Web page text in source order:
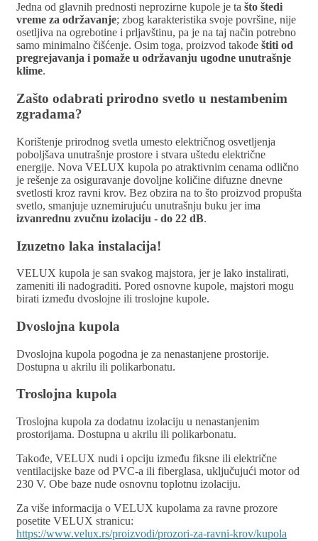
Jedna od glavnih prednosti neprozirne kupole je ta što štedi
vreme za održavanje; zbog karakteristika svoje površine, nije
osetljiva na ogrebotine i prljavštinu, pa je na taj način potrebno
samo minimalno čišćenje. Osim toga, proizvod takođe štiti od
pregrejavanja i pomaže u održavanju ugodne unutrašnje
klime.
Zašto odabrati prirodno svetlo u nestambenim
zgradama?
Korištenje prirodnog svetla umesto električnog osvetljenja
poboljšava unutrašnje prostore i stvara uštedu električne
energije. Nova VELUX kupola po atraktivnim cenama odlično
je rešenje za osiguravanje dovoljne količine difuzne dnevne
svetlosti kroz ravni krov. Bez obzira na to što proizvod propušta
svetlo, smanjuje uznemirujuću unutrašnju buku jer ima
izvanrednu zvučnu izolaciju - do 22 dB.
Izuzetno laka instalacija!
VELUX kupola je san svakog majstora, jer je lako instalirati,
zameniti ili nadograditi. Pored osnovne kupole, majstori mogu
birati između dvoslojne ili troslojne kupole.
Dvoslojna kupola
Dvoslojna kupola pogodna je za nenastanjene prostorije.
Dostupna u akrilu ili polikarbonatu.
Troslojna kupola
Troslojna kupola za dodatnu izolaciju u nenastanjenim
prostorijama. Dostupna u akrilu ili polikarbonatu.
Takođe, VELUX nudi i opciju između fiksne ili električne
ventilacijske baze od PVC-a ili fiberglasa, uključujući motor od
230 V. Obe baze nude osnovnu toplotnu izolaciju.
Za više informacija o VELUX kupolama za ravne prozore
posetite VELUX stranicu:
https://www.velux.rs/proizvodi/prozori-za-ravni-krov/kupola